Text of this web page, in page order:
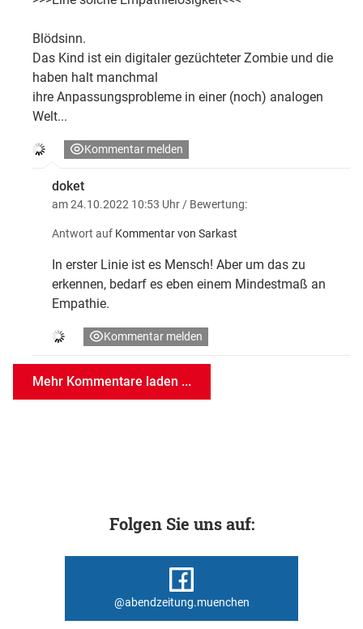
Blödsinn.
Das Kind ist ein digitaler gezüchteter Zombie und die
haben halt manchmal
ihre Anpassungsprobleme in einer (noch) analogen
Welt...
Kommentar melden
doket
am 24.10.2022 10:53 Uhr / Bewertung:
Antwort auf Kommentar von Sarkast
In erster Linie ist es Mensch! Aber um das zu
erkennen, bedarf es eben einem Mindestmaß an
Empathie.
Kommentar melden
Mehr Kommentare laden ...
Folgen Sie uns auf:
@abendzeitung.muenchen